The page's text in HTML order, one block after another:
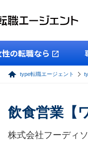
性の転職なら
type転職エージェント
飲食営業【
株式会社フーディ